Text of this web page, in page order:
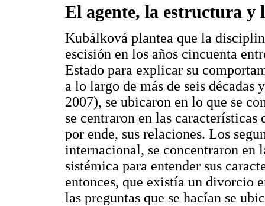
El agente, la estructura y
Kubálková plantea que la
escisión en los años cincuenta
Estado para explicar su
a lo largo de más de seis
2007), se ubicaron en lo que se
se centraron en las características
por ende, sus relaciones. Los
internacional, se concentraron en
sistémica para entender sus
entonces, que existía un divorcio
las preguntas que se hacían se